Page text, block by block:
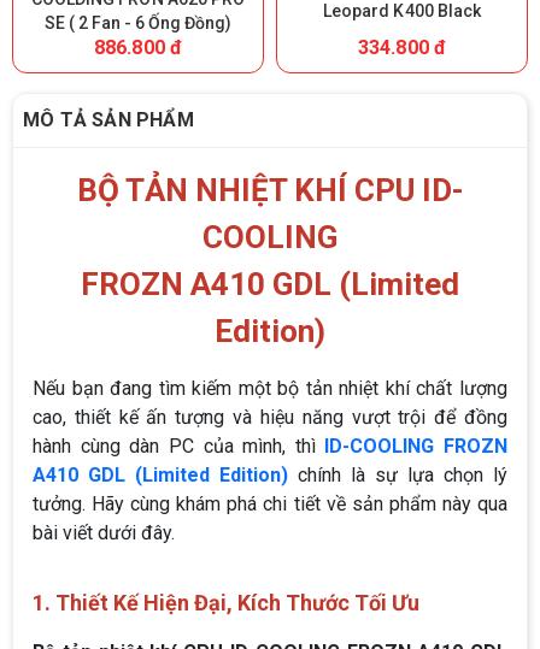
SE ( 2 Fan - 6 Ống Đồng)
886.800 đ
Leopard K400 Black
334.800 đ
MÔ TẢ SẢN PHẨM
BỘ TẢN NHIỆT KHÍ CPU ID-
COOLING
FROZN A410 GDL (Limited
Edition)
Nếu bạn đang tìm kiếm một bộ tản nhiệt khí chất lượng
cao, thiết kế ấn tượng và hiệu năng vượt trội để đồng
hành cùng dàn PC của mình, thì
ID-COOLING FROZN
A410 GDL (Limited Edition) chính là sự lựa chọn lý
tưởng. Hãy cùng khám phá chi tiết về sản phẩm này qua
bài viết dưới đây.
1. Thiết Kế Hiện Đại, Kích Thước Tối Ưu